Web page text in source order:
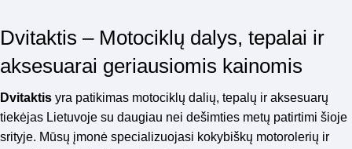
Dvitaktis – Motociklų dalys, tepalai ir
aksesuarai geriausiomis kainomis
Dvitaktis yra patikimas motociklų dalių, tepalų ir aksesuarų
tiekėjas Lietuvoje su daugiau nei dešimties metų patirtimi šioje
srityje. Mūsų įmonė specializuojasi kokybiškų motorolerių ir